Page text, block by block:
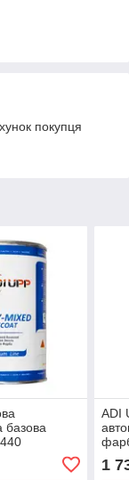
покупця
базова
DUNKEL
ADI
1